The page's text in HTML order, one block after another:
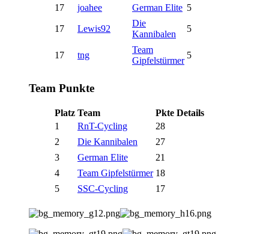
17
joahee German Elite 5
17 Lewis92
Die
Kannibalen
5
17 tng
Team
Gipfelstürmer
5
Team Punkte
Platz Team Pkte Details
1
RnT-Cycling
28
2
Die Kannibalen
27
3
German Elite
21
4
Team Gipfelstürmer 18
5
SSC-Cycling 17